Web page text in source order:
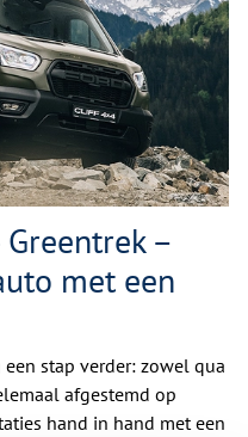
–
met een
een stap verder: zowel qua
afgestemd op
hand in hand met een